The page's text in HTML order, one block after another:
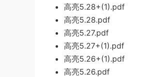
高亮5.28+(1).pdf
高亮5.28.pdf
高亮5.27.pdf
高亮5.27+(1).pdf
高亮5.26+(1).pdf
高亮5.26.pdf